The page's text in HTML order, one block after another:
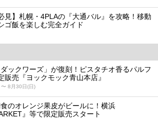
見】札幌・4PLAの『大通バル』を攻略！移動
ゴ飯を楽しむ完全ガイド
ックワーズ」が復刻！ピスタチオ香るパルフ
販売『ヨックモック青山本店』
8月30日(日)
のオレンジ果皮がビールに！横浜
』等で限定販売スタート